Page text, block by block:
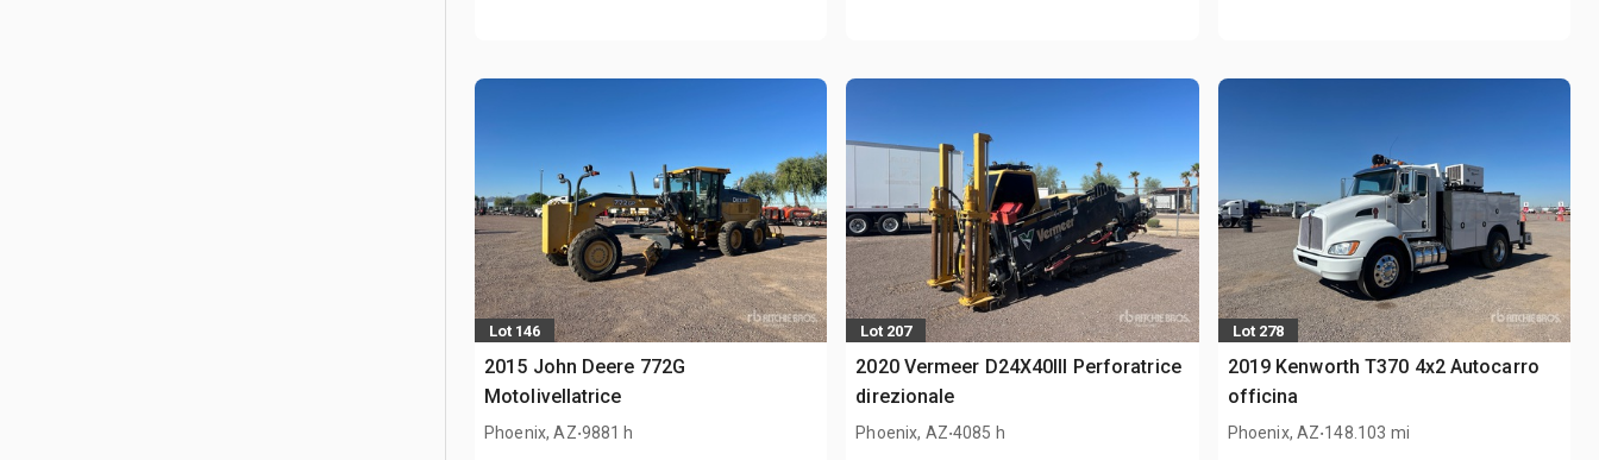
Lot 146
2015 John Deere 772G
Motolivellatrice
Phoenix, AZ.9881 h
Lot 207
2020 Vermeer D24X40III Perforatrice
direzionale
Phoenix, AZ.4085 h
Lot 278
2019 Kenworth T370 4x2 Autocarro
officina
Phoenix, AZ.148.103 mi